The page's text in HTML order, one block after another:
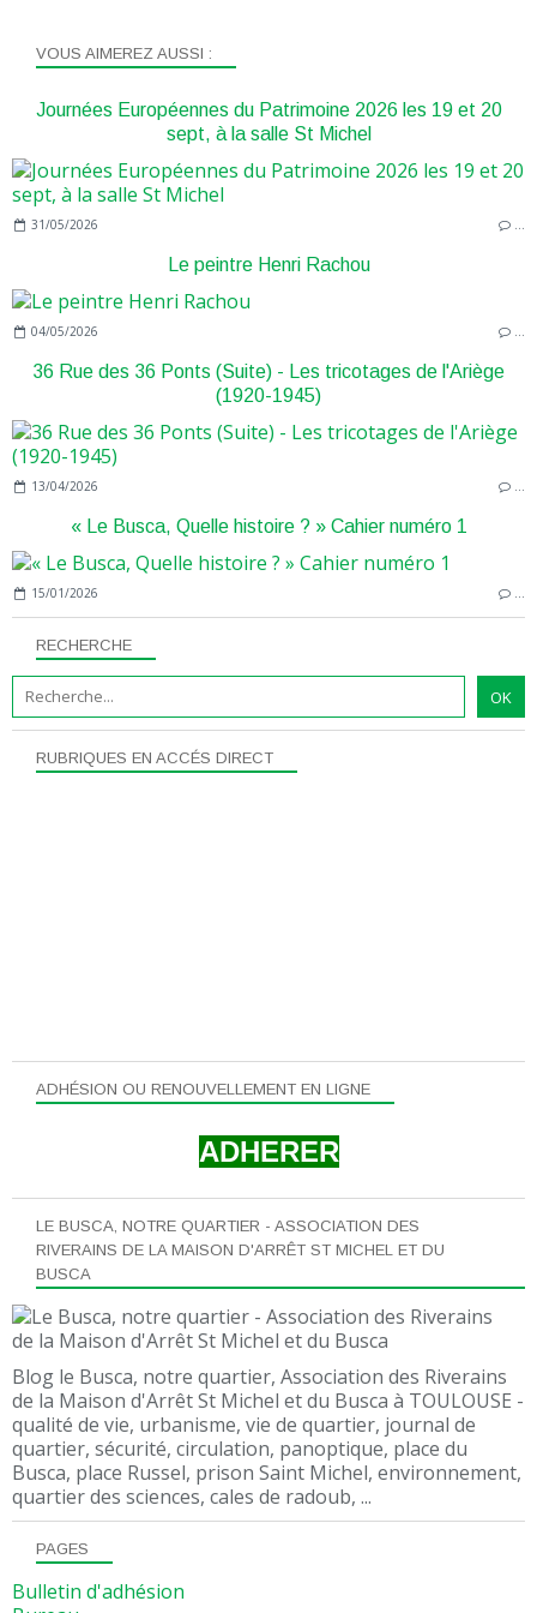
RECHERCHE
LE BUSCA, NOTRE QUARTIER - ASSOCIATION DES
RIVERAINS DE LA MAISON D'ARRÊT ST MICHEL ET DU
BUSCA
Blog le Busca, notre quartier, Association des Riverains
de la Maison d'Arrêt St Michel et du Busca à TOULOUSE -
qualité de vie, urbanisme, vie de quartier, journal de
quartier, sécurité, circulation, panoptique, place du
Busca, place Russel, prison Saint Michel, environnement,
quartier des sciences, cales de radoub, ...
VOUS AIMEREZ AUSSI :
Journées Européennes du Patrimoine 2026 les 19 et 20
sept, à la salle St Michel
31/05/2026
Le peintre Henri Rachou
04/05/2026
36 Rue des 36 Ponts (Suite) - Les tricotages de l'Ariège
(1920-1945)
13/04/2026
« Le Busca, Quelle histoire ? » Cahier numéro 1
15/01/2026
PAGES
Bulletin d'adhésion
ADHÉSION OU RENOUVELLEMENT EN LIGNE
ADHERER
RUBRIQUES EN ACCÉS DIRECT